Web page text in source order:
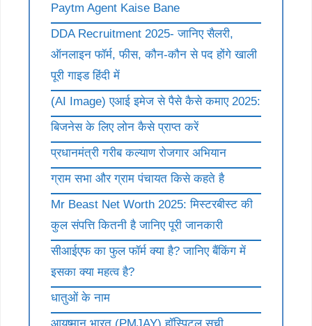
Paytm Agent Kaise Bane
DDA Recruitment 2025- जानिए सैलरी,
ऑनलाइन फॉर्म, फीस, कौन-कौन से पद होंगे खाली
पूरी गाइड हिंदी में
(AI Image) एआई इमेज से पैसे कैसे कमाए 2025:
बिजनेस के लिए लोन कैसे प्राप्त करें
प्रधानमंत्री गरीब कल्याण रोजगार अभियान
ग्राम सभा और ग्राम पंचायत किसे कहते है
Mr Beast Net Worth 2025: मिस्टरबीस्ट की
कुल संपत्ति कितनी है जानिए पूरी जानकारी
सीआईएफ का फुल फॉर्म क्या है? जानिए बैंकिंग में
इसका क्या महत्व है?
धातुओं के नाम